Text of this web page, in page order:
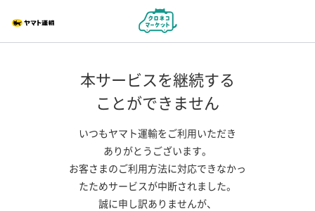
本サービスを継続する
ことができません
いつもヤマト運輸をご利用いただき
ありがとうございます。
お客さまのご利用方法に対応できなかっ
たためサービスが中断されました。
誠に申し訳ありませんが、